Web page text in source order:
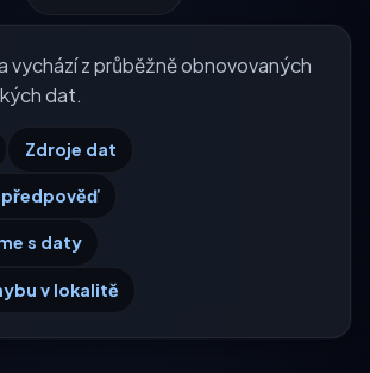
vychází z průběžně obnovovaných
dat.
Zdroje dat
předpověď
s daty
v lokalitě